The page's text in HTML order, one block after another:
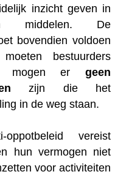
inzicht geven in
middelen. De
bovendien voldoen
bestuurders
mogen er geen
zijn die het
in de weg staan.
vereist
hun vermogen niet
voor activiteiten